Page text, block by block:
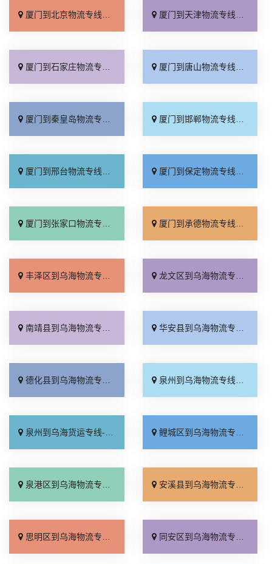
厦门到北京物流专线_直达不中转「送货到门」 厦门到天津物流专线_运保时效「高效快运」
厦门到石家庄物流专线_准时准点「多少公里」 厦门到唐山物流专线_全境派送「收费介绍」
厦门到秦皇岛物流专线_高效运输「运保时效」 厦门到邯郸物流专线_物流拼车「全境配送」
厦门到邢台物流专线_专业靠谱「上门提货」 厦门到保定物流专线_全程直达「高效运输」
厦门到张家口物流专线_全境派送「多久能到」 厦门到承德物流专线_专业调车「合理收费」
丰泽区到乌海物流专线_合同承运「送货上门」 龙文区到乌海物流专线_天天发车「零担配货」
南靖县到乌海物流专线_上门提货「价位合理」 华安县到乌海物流专线_费用多少「实时反馈」
德化县到乌海物流专线_快速响应「高效快运」 泉州到乌海物流专线_限时必达「每日发车」
泉州到乌海货运专线-泉州到乌海物流公司_服务周到「快运直达」 鲤城区到乌海物流专线_一站式托运「高效运输」
泉港区到乌海物流专线_多少一方「专业可靠」 安溪县到乌海物流专线_直达到站「诚信经营」
思明区到乌海物流专线_整车配货「快速响应」 同安区到乌海物流专线_直达特快专线「保证时效」